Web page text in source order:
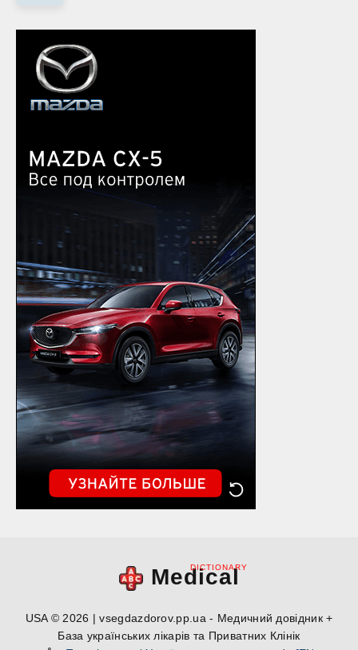
Medical
DICTIONARY
USA © 2026 | vsegdazdorov.pp.ua - Медичний довідник +
База українських лікарів та Приватних Клінік